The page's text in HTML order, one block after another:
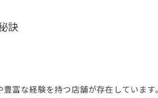
訣
富な経験を持つ店舗が存在していま